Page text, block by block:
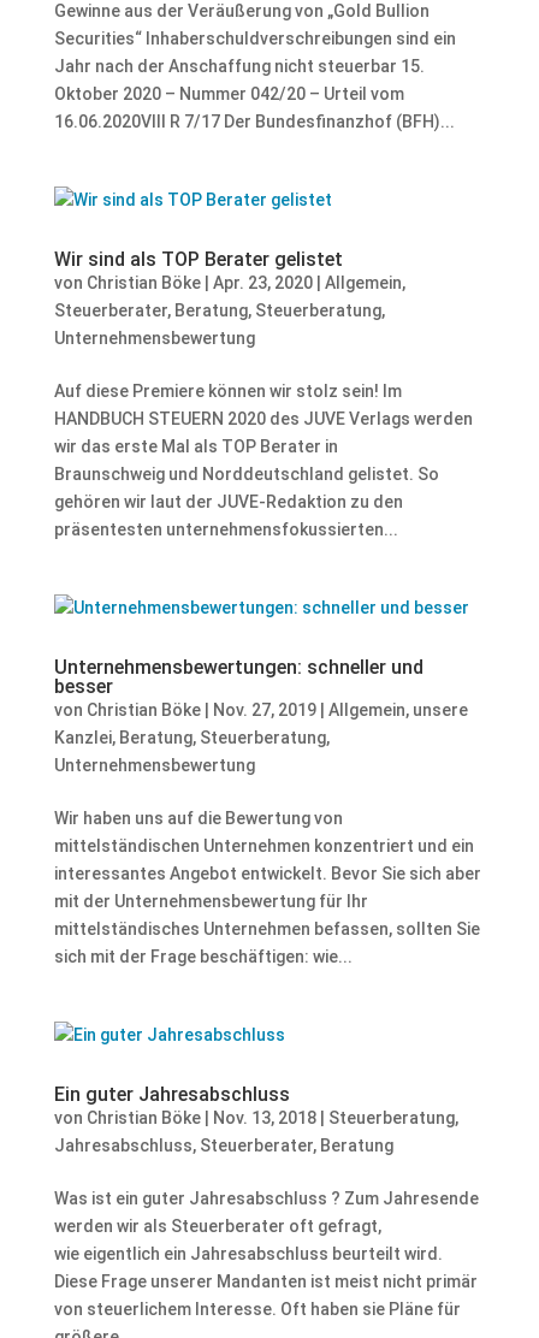
Gewinne aus der Veräußerung von „Gold Bullion
Securities“ Inhaberschuldverschreibungen sind ein
Jahr nach der Anschaffung nicht steuerbar 15.
Oktober 2020 – Nummer 042/20 – Urteil vom
16.06.2020VIII R 7/17 Der Bundesfinanzhof (BFH)...
Wir sind als TOP Berater gelistet
von Christian Böke| Apr. 23, 2020| Allgemein,
Steuerberater, Beratung, Steuerberatung,
Unternehmensbewertung
Auf diese Premiere können wir stolz sein! Im
HANDBUCH STEUERN 2020 des JUVE Verlags werden
wir das erste Mal als TOP Berater in
Braunschweig und Norddeutschland gelistet. So
gehören wir laut der JUVE-Redaktion zu den
präsentesten unternehmensfokussierten...
Unternehmensbewertungen: schneller und
besser
von Christian Böke| Nov. 27, 2019| Allgemein, unsere
Kanzlei, Beratung, Steuerberatung,
Unternehmensbewertung
Wir haben uns auf die Bewertung von
mittelständischen Unternehmen konzentriert und ein
interessantes Angebot entwickelt. Bevor Sie sich aber
mit der Unternehmensbewertung für Ihr
mittelständisches Unternehmen befassen, sollten Sie
sich mit der Frage beschäftigen: wie...
Ein guter Jahresabschluss
von Christian Böke| Nov. 13, 2018| Steuerberatung,
Jahresabschluss, Steuerberater, Beratung
Was ist ein guter Jahresabschluss ? Zum Jahresende
werden wir als Steuerberater oft gefragt,
wie eigentlich ein Jahresabschluss beurteilt wird.
Diese Frage unserer Mandanten ist meist nicht primär
von steuerlichem Interesse. Oft haben sie Pläne für